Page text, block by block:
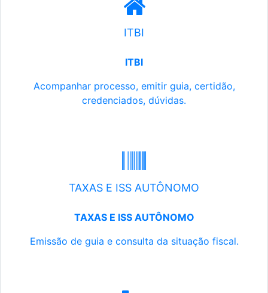
ITBI
ITBI
Acompanhar processo, emitir guia, certidão,
credenciados, dúvidas.
TAXAS E ISS AUTÔNOMO
TAXAS E ISS AUTÔNOMO
Emissão de guia e consulta da situação fiscal.